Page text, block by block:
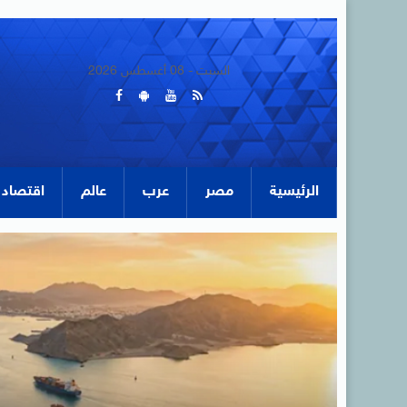
السبت - 08 أغسطس 2026
الرئيسية مصر عرب عالم اقتصاد